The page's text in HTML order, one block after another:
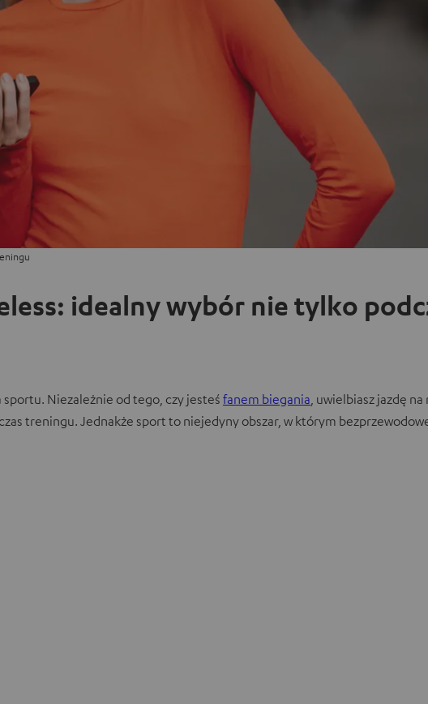
idealny wybór nie tylko
sportu. Niezależnie od tego, czy jesteś fanem biegania , uwielbiasz jazdę
treningu. Jednakże sport to niejedyny obszar, w którym